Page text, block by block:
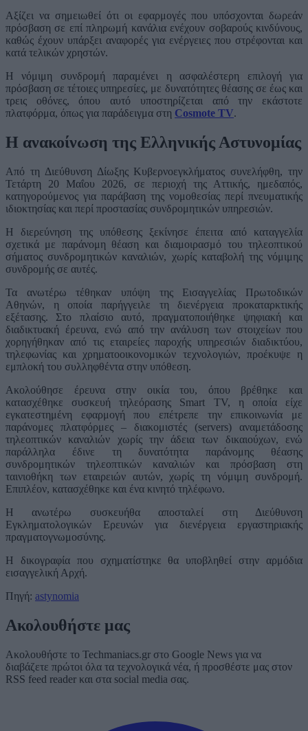
Αξίζει να σημειωθεί ότι οι εφαρμογές που υπόσχονται δωρεάν
πρόσβαση σε επί πληρωμή κανάλια ενέχουν σοβαρούς κινδύνους,
καθώς έχουν υπάρξει αναφορές για ενέργειες που στρέφονται και
κατά τελικών χρηστών.
Η νόμιμη συνδρομή παραμένει η ασφαλέστερη επιλογή για
πρόσβαση σε τέτοιες υπηρεσίες, με δυνατότητες θέασης σε έως και
τρεις οθόνες, όπου αυτό υποστηρίζεται από την εκάστοτε
πλατφόρμα, όπως για παράδειγμα στη Cosmote TV.
Η ανακοίνωση της Ελληνικής Αστυνομίας
Από τη Διεύθυνση Δίωξης Κυβερνοεγκλήματος συνελήφθη, την
Τετάρτη 20 Μαΐου 2026, σε περιοχή της Αττικής, ημεδαπός,
κατηγορούμενος για παράβαση της νομοθεσίας περί πνευματικής
ιδιοκτησίας και περί προστασίας συνδρομητικών υπηρεσιών.
Η διερεύνηση της υπόθεσης ξεκίνησε έπειτα από καταγγελία
σχετικά με παράνομη θέαση και διαμοιρασμό του τηλεοπτικού
σήματος συνδρομητικών καναλιών, χωρίς καταβολή της νόμιμης
συνδρομής σε αυτές.
Τα ανωτέρω τέθηκαν υπόψη της Εισαγγελίας Πρωτοδικών
Αθηνών, η οποία παρήγγειλε τη διενέργεια προκαταρκτικής
εξέτασης. Στο πλαίσιο αυτό, πραγματοποιήθηκε ψηφιακή και
διαδικτυακή έρευνα, ενώ από την ανάλυση των στοιχείων που
χορηγήθηκαν από τις εταιρείες παροχής υπηρεσιών διαδικτύου,
τηλεφωνίας και χρηματοοικονομικών τεχνολογιών, προέκυψε η
εμπλοκή του συλληφθέντα στην υπόθεση.
Ακολούθησε έρευνα στην οικία του, όπου βρέθηκε και
κατασχέθηκε συσκευή τηλεόρασης Smart TV, η οποία είχε
εγκατεστημένη εφαρμογή που επέτρεπε την επικοινωνία με
παράνομες πλατφόρμες – διακομιστές (servers) αναμετάδοσης
τηλεοπτικών καναλιών χωρίς την άδεια των δικαιούχων, ενώ
παράλληλα έδινε τη δυνατότητα παράνομης θέασης
συνδρομητικών τηλεοπτικών καναλιών και πρόσβαση στη
ταινιοθήκη των εταιρειών αυτών, χωρίς τη νόμιμη συνδρομή.
Επιπλέον, κατασχέθηκε και ένα κινητό τηλέφωνο.
Η ανωτέρω συσκευήθα αποσταλεί στη Διεύθυνση
Εγκληματολογικών Ερευνών για διενέργεια εργαστηριακής
πραγματογνωμοσύνης.
Η δικογραφία που σχηματίστηκε θα υποβληθεί στην αρμόδια
εισαγγελική Αρχή.
Πηγή: astynomia
Ακολουθήστε μας
Ακολουθήστε το Techmaniacs.gr στο Google News για να
διαβάζετε πρώτοι όλα τα τεχνολογικά νέα, ή προσθέστε μας στον
RSS feed reader και στα social media σας.